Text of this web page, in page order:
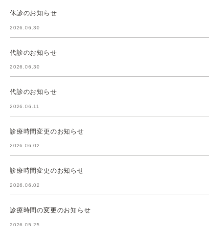
休診のお知らせ
2026.06.30
代診のお知らせ
2026.06.30
代診のお知らせ
2026.06.11
診療時間変更のお知らせ
2026.06.02
診療時間変更のお知らせ
2026.06.02
診療時間の変更のお知らせ
2026.05.25